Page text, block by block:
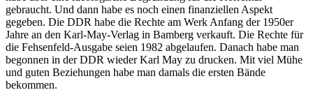
gebraucht. Und dann habe es noch einen finanziellen Aspekt
gegeben. Die DDR habe die Rechte am Werk Anfang der 1950er
Jahre an den Karl-May-Verlag in Bamberg verkauft. Die Rechte für
die Fehsenfeld-Ausgabe seien 1982 abgelaufen. Danach habe man
begonnen in der DDR wieder Karl May zu drucken. Mit viel Mühe
und guten Beziehungen habe man damals die ersten Bände
bekommen.